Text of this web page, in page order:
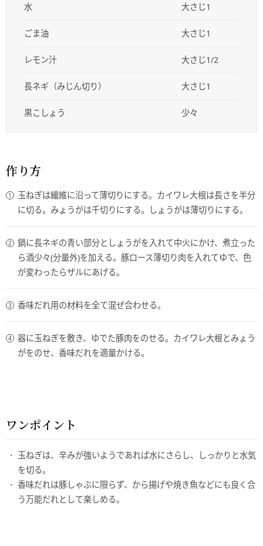
水 大さじ1
ごま油 大さじ1
レモン汁 大さじ1/2
長ネギ（みじん切り） 大さじ1
黒こしょう 少々
作り方
玉ねぎは繊維に沿って薄切りにする。カイワレ大根は長さを半分
に切る。みょうがは千切りにする。しょうがは薄切りにする。
鍋に長ネギの青い部分としょうがを入れて中火にかけ、煮立った
ら酒少々(分量外)を加える。豚ロース薄切り肉を入れてゆで、色
が変わったらザルにあげる。
香味だれ用の材料を全て混ぜ合わせる。
器に玉ねぎを敷き、ゆでた豚肉をのせる。カイワレ大根とみょう
がをのせ、香味だれを適量かける。
ワンポイント
玉ねぎは、辛みが強いようであれば水にさらし、しっかりと水気
を切る。
香味だれは豚しゃぶに限らず、から揚げや焼き魚などにも良く合
う万能だれとして楽しめる。